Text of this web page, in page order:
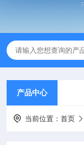
产品中心
当前位置：首页